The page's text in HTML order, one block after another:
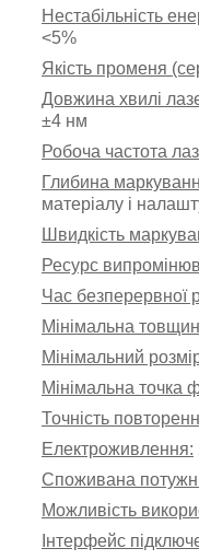
Нестабільність
<5%
Якість променя
Довжина хвилі
±4 нм
Робоча частота
Глибина
матеріалу і
Швидкість
Ресурс
Час безперервної
Мінімальна
Мінімальний
Мінімальна точка
Точність
Електроживлення:
Споживана
Можливість
Інтерфейс